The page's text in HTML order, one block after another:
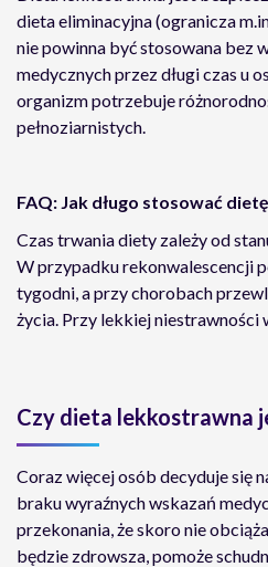
dieta eliminacyjna (ogranicza
nie powinna być stosowana bez
medycznych przez długi czas u
organizm potrzebuje
pełnoziarnistych.
FAQ: Jak długo stosować
Czas trwania diety zależy od
W przypadku rekonwalescencji
tygodni, a przy chorobach
życia. Przy lekkiej niestrawności
Czy dieta lekkostrawna
Coraz więcej osób decyduje się
braku wyraźnych wskazań
przekonania, że skoro nie
będzie zdrowsza, pomoże